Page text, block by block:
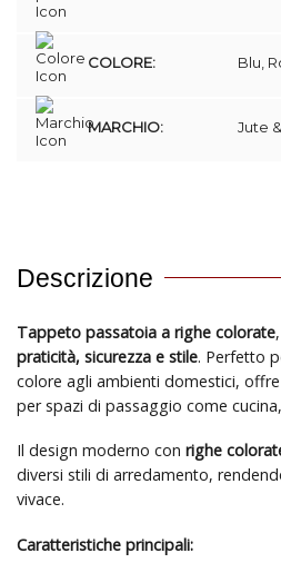
COLORE: Blu,
MARCHIO: Jute
Descrizione
Tappeto passatoia a righe colorate
praticità, sicurezza e stile. Perfetto
colore agli ambienti domestici,
per spazi di passaggio come
Il design moderno con righe
diversi stili di arredamento,
vivace.
Caratteristiche principali: